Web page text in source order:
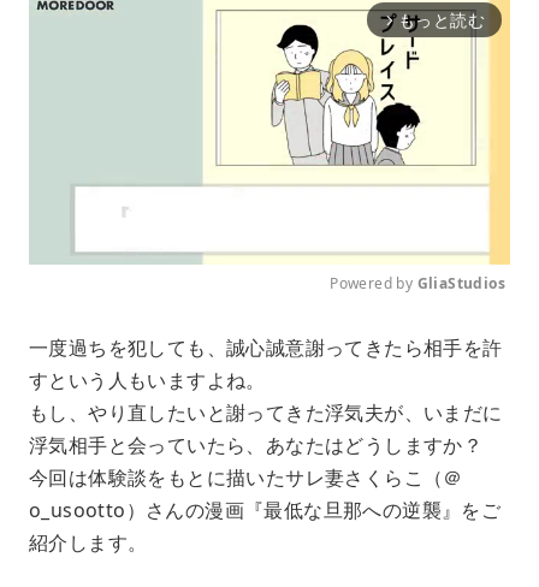
arrow_forward_ios もっと読む
u
Powered by GliaStudios
一度過ちを犯しても、誠心誠意謝ってきたら相手を許
すという人もいますよね。
もし、やり直したいと謝ってきた浮気夫が、いまだに
浮気相手と会っていたら、あなたはどうしますか？
今回は体験談をもとに描いたサレ妻さくらこ（＠
o_usootto）さんの漫画『最低な旦那への逆襲』をご
紹介します。